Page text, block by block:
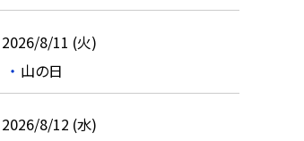
2026/8/11 (火)
山の日
2026/8/12 (水)